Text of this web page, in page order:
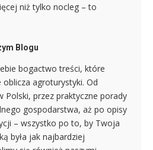
niż tylko nocleg – to
Blogu
bogactwo treści, które
agroturystyki. Od
Polski, przez praktyczne porady
gospodarstwa, aż po opisy
– wszystko po to, by Twoja
była jak najbardziej